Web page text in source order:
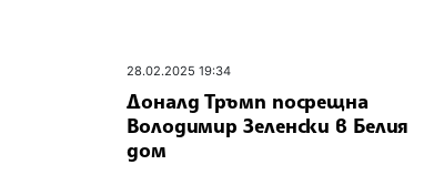
28.02.2025 19:34
Доналд Тръмп посрещна
Володимир Зеленски в Белия
дом